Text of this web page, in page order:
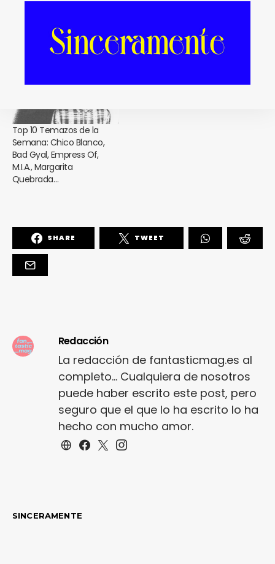
GusGus, J Balvin…
Clairo, Lorde, Bad Gyal,
Doja Cat…
Top 10 Temazos de la
Semana: Chico Blanco,
Bad Gyal, Empress Of,
M.I.A., Margarita
Quebrada…
SHARE TWEET
Redacción
La redacción de fantasticmag.es al
completo... Cualquiera de nosotros
puede haber escrito este post, pero
seguro que el que lo ha escrito lo ha
hecho con mucho amor.
SINCERAMENTE